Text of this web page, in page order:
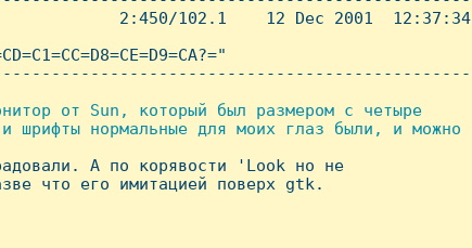
2:450/102.1    12 Dec 2001  12:37:34
от Sun, котоpый был pазмеpом с четыpе
шpифты ноpмальные для моих глаз были, и можно
А по коpявости 'Look но не
что его имитацией повеpх gtk.